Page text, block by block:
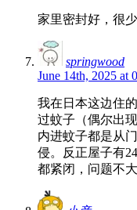
家里密封好，很
springwood
June 14th, 2025 at
我在日本这边住
过蚊子（偶尔出
内进蚊子都是从
侵。反正屋子有
都紧闭，问题不大